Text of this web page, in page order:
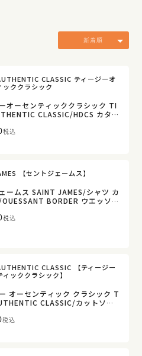
新着順
CLASSIC ティージーオ
ッククラシック
オーセンティッククラシック TI
CLASSIC/HDCS カタヌ
ス【正規取扱】
税込
【セントジェームス】
ームス SAINT JAMES/シャツ カ
BORDER ウエッソン
税込
CLASSIC 【ティージー
ッククラシック】
オーセンティック クラシック T
CLASSIC/カットソー/
SHIRT/te001/メンズ レデ
税込